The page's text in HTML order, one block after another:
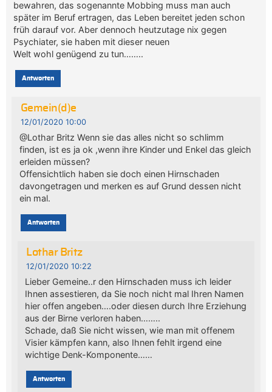
bewahren, das sogenannte Mobbing muss man auch
später im Beruf ertragen, das Leben bereitet jeden schon
früh darauf vor. Aber dennoch heutzutage nix gegen
Psychiater, sie haben mit dieser neuen
Welt wohl genügend zu tun……..
Antworten
Gemein(d)e
12/01/2020 10:00
@Lothar Britz Wenn sie das alles nicht so schlimm
finden, ist es ja ok ,wenn ihre Kinder und Enkel das gleich
erleiden müssen?
Offensichtlich haben sie doch einen Hirnschaden
davongetragen und merken es auf Grund dessen nicht
ein mal.
Antworten
Lothar Britz
12/01/2020 10:22
Lieber Gemeine..r den Hirnschaden muss ich leider
Ihnen assestieren, da Sie noch nicht mal Ihren Namen
hier offen angeben….oder diesen durch Ihre Erziehung
aus der Birne verloren haben……..
Schade, daß Sie nicht wissen, wie man mit offenem
Visier kämpfen kann, also Ihnen fehlt irgend eine
wichtige Denk-Komponente……
Antworten